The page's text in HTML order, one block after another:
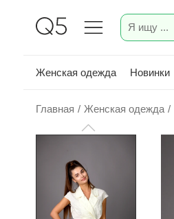
Женская одежда Новинки
Главная / Женская одежда /